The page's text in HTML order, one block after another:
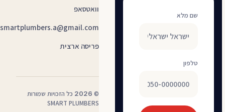
שם מלא
טלפון
וואטסאפ
smartplumbers.a@gmail.com
פריסה ארצית
©
2026 כל הזכויות שמורות
SMART PLUMBERS